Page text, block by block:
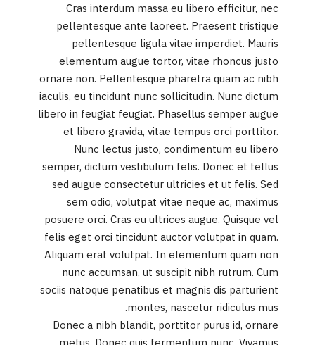
Cras interdum massa eu libero efficitur, nec
pellentesque ante laoreet. Praesent tristique
pellentesque ligula vitae imperdiet. Mauris
elementum augue tortor, vitae rhoncus justo
ornare non. Pellentesque pharetra quam ac nibh
iaculis, eu tincidunt nunc sollicitudin. Nunc dictum
libero in feugiat feugiat. Phasellus semper augue
et libero gravida, vitae tempus orci porttitor.
Nunc lectus justo, condimentum eu libero
semper, dictum vestibulum felis. Donec et tellus
sed augue consectetur ultricies et ut felis. Sed
sem odio, volutpat vitae neque ac, maximus
posuere orci. Cras eu ultrices augue. Quisque vel
felis eget orci tincidunt auctor volutpat in quam.
Aliquam erat volutpat. In elementum quam non
nunc accumsan, ut suscipit nibh rutrum. Cum
sociis natoque penatibus et magnis dis parturient
montes, nascetur ridiculus mus.
Donec a nibh blandit, porttitor purus id, ornare